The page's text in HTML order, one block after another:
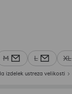
M L XL
izdelek ustreza velikosti